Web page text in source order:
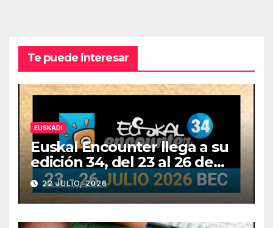
Te puede interesar
EUSKADI
Euskal Encounter llega a su
edición 34, del 23 al 26 de
julio
22 JULIO, 2026